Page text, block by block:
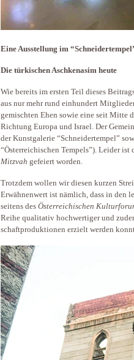
Eine Ausstellung im
Die türkischen Aschkenasim heute
Wie bereits im ersten Teil dieses
aus nur mehr rund einhundert
gemischten Ehen sowie eine seit Mitte
Richtung Europa und Israel. Der
der Kunstgalerie “Schneidertempel”
“Österreichischen Tempels”). Leider
Mitzvah gefeiert worden.
Trotzdem wollen wir diesen kurzen
Erwähnenwert ist nämlich, dass in den
seitens des Österreichischen
Reihe qualitativ hochwertiger und
schaftproduktionen erzielt werden